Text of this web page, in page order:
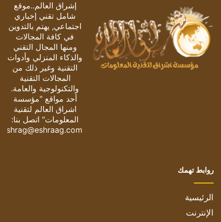
إشراق العالم..موقع
شامل تقني إخباري
اجتماعي, يهتم بالتدوين
في كافة المجالات
ومنها المجال التقني
والذكاء المنزلي وأدوات
التقنية وغير ذلك من
المجالات التقنية
والتكنولوجية والعامة.
أحد مواقع "مؤسسة
اشراق العالم لتقنية
المعلومات" اتصل بنا:
eshrag@eshraag.com
روابط تهمك
الرئيسية
الإنترنت